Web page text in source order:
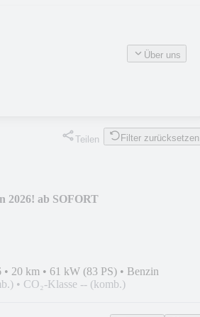
Über uns
Teilen Filter zurücksetzen
ab SOFORT
• 20 km • 61 kW (83 PS) • Benzin
• CO₂-Klasse -- (komb.)